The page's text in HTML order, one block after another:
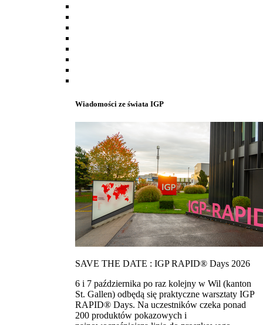
Wiadomości ze świata IGP
SAVE THE DATE : IGP RAPID® Days 2026
6 i 7 października po raz kolejny w Wil (kanton
St. Gallen) odbędą się praktyczne warsztaty IGP
RAPID® Days. Na uczestników czeka ponad
200 produktów pokazowych i